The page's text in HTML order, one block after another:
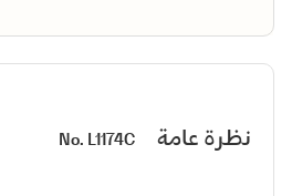
نظرة عامة No. L1174C